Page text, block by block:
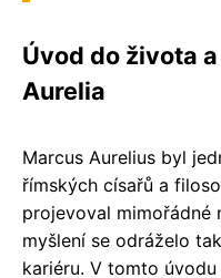
Úvod do života
Aurelia
Marcus Aurelius byl
římských císařů a
projevoval mimořádné
myšlení se odráželo
kariéru. V tomto